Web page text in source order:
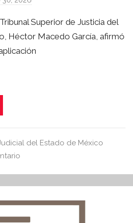
r
S
í
I
m
Superior de Justicia del
Héctor Macedo García, afirmó
del Estado de México